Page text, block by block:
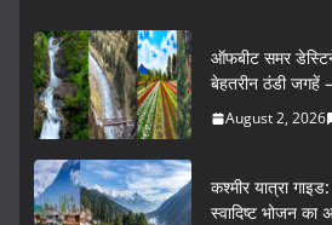
o
k
ऑफबीट समर
बेहतरीन ठंडी जगहें
August 2, 2026
कश्मीर यात्रा
स्वादिष्ट भोजन का